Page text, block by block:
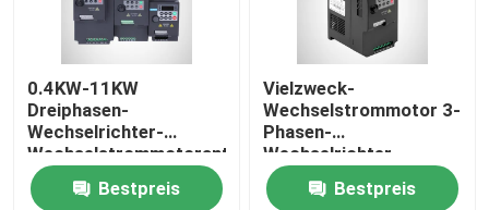
0.4KW-11KW
Dreiphasen-
Wechselrichter-
Wechselstrommotorantrieb
KD100-Serie IP20
Bestpreis
Vielzweck-
Wechselstrommotor 3-
Phasen-
Wechselrichter,
einphasiger 10HP-
Frequenzumrichter
Bestpreis